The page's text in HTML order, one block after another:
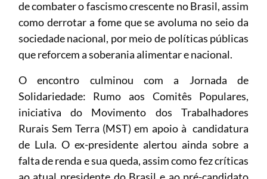
de combater o fascismo crescente no Brasil, assim
como derrotar a fome que se avoluma no seio da
sociedade nacional, por meio de políticas públicas
que reforcem a soberania alimentar e nacional.
O encontro culminou com a Jornada de
Solidariedade: Rumo aos Comitês Populares,
iniciativa do Movimento dos Trabalhadores
Rurais Sem Terra (MST) em apoio à candidatura
de Lula. O ex-presidente alertou ainda sobre a
falta de renda e sua queda, assim como fez críticas